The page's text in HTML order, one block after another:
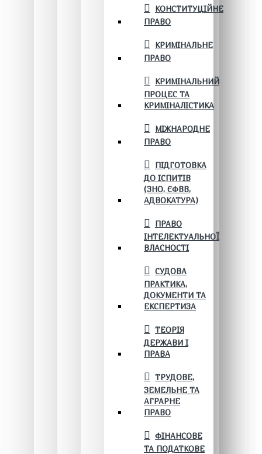
КОНСТИТУЦІЙНЕ
ПРАВО
КРИМІНАЛЬНЕ
ПРАВО
КРИМІНАЛЬНИЙ
ПРОЦЕС ТА
КРИМІНАЛІСТИКА
МІЖНАРОДНЕ
ПРАВО
ПІДГОТОВКА
ДО ІСПИТІВ
(ЗНО, ЄФВВ,
АДВОКАТУРА)
ПРАВО
ІНТЕЛЕКТУАЛЬНОЇ
ВЛАСНОСТІ
СУДОВА
ПРАКТИКА,
ДОКУМЕНТИ ТА
ЕКСПЕРТИЗА
ТЕОРІЯ
ДЕРЖАВИ І
ПРАВА
ТРУДОВЕ,
ЗЕМЕЛЬНЕ ТА
АГРАРНЕ
ПРАВО
ФІНАНСОВЕ
ТА ПОДАТКОВЕ